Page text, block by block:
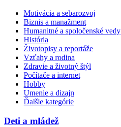
Motivácia a sebarozvoj
Biznis a manažment
Humanitné a spoločenské vedy
História
Životopisy a reportáže
Vzťahy a rodina
Zdravie a životný štýl
Počítače a internet
Hobby
Umenie a dizajn
Ďalšie kategórie
Deti a mládež